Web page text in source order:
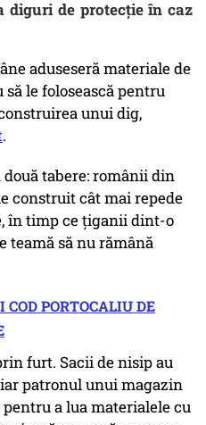
de protecţie în caz
aduseseră materiale de
le folosească pentru
unui dig,
.
tabere: românii din
construit cât mai repede
în timp ce ţiganii dint-o
teamă să nu rămână
COD PORTOCALIU DE
furt. Sacii de nisip au
patronul unui magazin
a lua materialele cu